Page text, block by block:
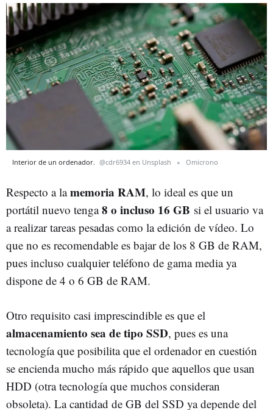
Interior de un ordenador. @cdr6934 en Unsplash Omicrono
Respecto a lamemoria RAM, lo ideal es que un
portátil nuevo tenga8 o incluso 16 GB si el usuario va
a realizar tareas pesadas como la edición de vídeo. Lo
que no es recomendable es bajar de los 8 GB de RAM,
pues incluso cualquier teléfono de gama media ya
dispone de 4 o 6 GB de RAM.
Otro requisito casi imprescindible es que el
almacenamiento sea de tipo SSD, pues es una
tecnología que posibilita que el ordenador en cuestión
se encienda mucho más rápido que aquellos que usan
HDD (otra tecnología que muchos consideran
obsoleta). La cantidad de GB del SSD ya depende del